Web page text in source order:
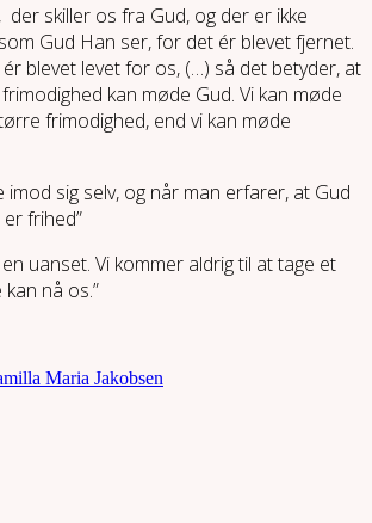
der skiller os fra Gud, og der er ikke
Gud Han ser, for det ér blevet fjernet.
blevet levet for os, (…) så det betyder, at
kan møde Gud. Vi kan møde
frimodighed, end vi kan møde
imod sig selv, og når man erfarer, at Gud
frihed”
uanset. Vi kommer aldrig til at tage et
nå os.”
Maria Jakobsen